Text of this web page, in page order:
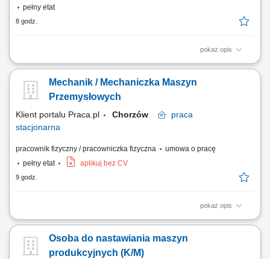
pełny etat
8 godz.
pokaż opis
Opis stanowiska Diagnostyka i naprawa maszyn budowlanych.
technicznej. Weryfikacja stanu technicznego maszyn. Sporządzanie list
części zapasowych.
Mechanik / Mechaniczka Maszyn
Przemysłowych
Klient portalu Praca.pl Chorzów
praca
stacjonarna
pracownik fizyczny / pracowniczka fizyczna
umowa o pracę
pełny etat
aplikuj bez CV
9 godz.
pokaż opis
Zapewnienie ciągłości pracy parku maszynowego poprzez szybkie
okresowych, prac konserwacyjnych i naprawczych. Diagnozowanie
nieprawidłowości w działaniu maszyn przemysłowych. Wdrażanie
Osoba do nastawiania maszyn
produkcyjnych (K/M)